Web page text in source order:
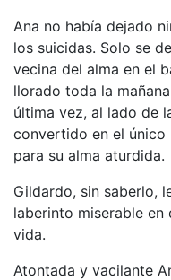
Ana no había dejado
los suicidas. Solo se
vecina del alma en el
llorado toda la
última vez, al lado de
convertido en el único
para su alma aturdida.
Gildardo, sin saberlo,
laberinto miserable
vida.
Atontada y vacilante